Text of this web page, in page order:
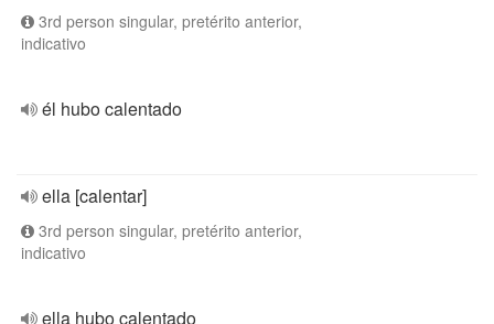
3rd person singular, pretérito anterior,
indicativo
él hubo calentado
ella [calentar]
3rd person singular, pretérito anterior,
indicativo
ella hubo calentado